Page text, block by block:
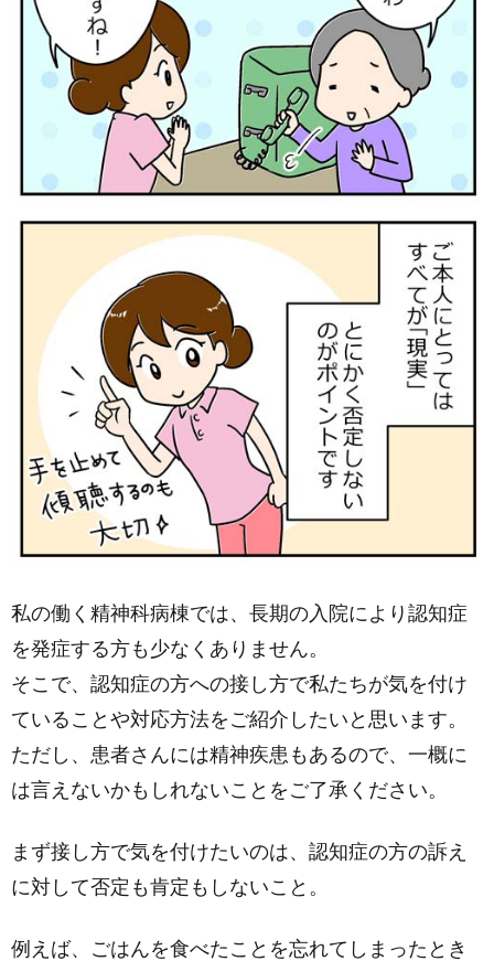
私の働く精神科病棟では、長期の入院により認知症
を発症する方も少なくありません。
そこで、認知症の方への接し方で私たちが気を付け
ていることや対応方法をご紹介したいと思います。
ただし、患者さんには精神疾患もあるので、一概に
は言えないかもしれないことをご了承ください。
まず接し方で気を付けたいのは、認知症の方の訴え
に対して否定も肯定もしないこと。
例えば、ごはんを食べたことを忘れてしまったとき